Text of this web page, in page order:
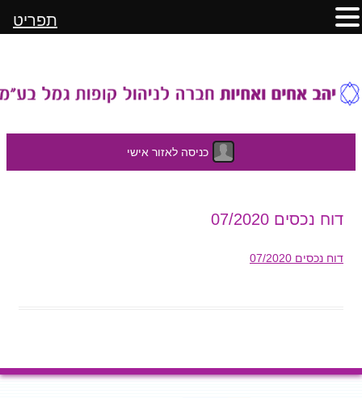
כניסה לאזור אישי
דוח נכסים 07/2020
דוח נכסים 07/2020
תפריט